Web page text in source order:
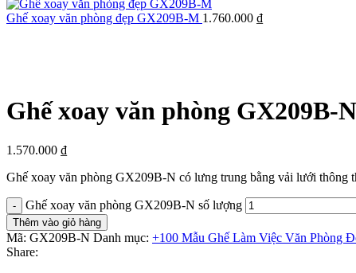
Ghế xoay văn phòng đẹp GX209B-M 1.760.000 ₫
Ghế xoay văn phòng GX209B-N
1.570.000 ₫
Ghế xoay văn phòng GX209B-N có lưng trung bằng vải lưới thông
Ghế xoay văn phòng GX209B-N số lượng
Thêm vào giỏ hàng
Mã: GX209B-N Danh mục: +100 Mẫu Ghế Làm Việc Văn Phòng
Share: